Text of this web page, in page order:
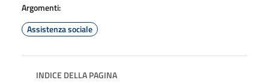
Argomenti:
Assistenza sociale
INDICE DELLA PAGINA